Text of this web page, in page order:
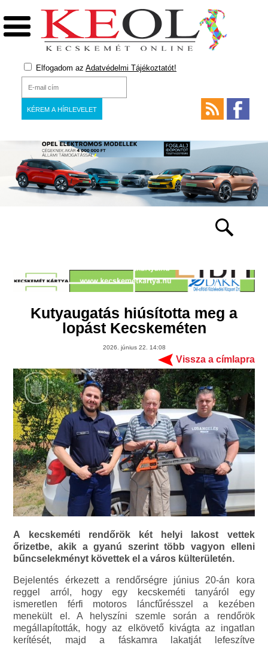
Elfogadom az Adatvédelmi Tájékoztatót!
Kutyaugatás hiúsította meg a
lopást Kecskeméten
2026. június 22. 14:08
Vissza a címlapra
A kecskeméti rendőrök két helyi lakost vettek
őrizetbe, akik a gyanú szerint több vagyon elleni
bűncselekményt követtek el a város külterületén.
Bejelentés érkezett a rendőrségre június 20-án kora
reggel arról, hogy egy kecskeméti tanyáról egy
ismeretlen férfi motoros láncfűrésszel a kezében
menekült el. A helyszíni szemle során a rendőrök
megállapították, hogy az elkövető kivágta az ingatlan
kerítését, majd a fáskamra lakatját lefeszítve